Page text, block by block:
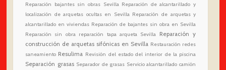
Reparación bajantes sin obras Sevilla Reparación de alcantarillado y
localización de arquetas ocultas en Sevilla Reparación de arquetas y
alcantarillado en viviendas Reparación de bajantes sin obra en Sevilla
Reparación sin obra reparación tapa arqueta Sevilla
Reparación y
construcción de arquetas sifónicas en Sevilla Restauración redes
saneamiento Resulima Revisión del estado del interior de la piscina
Separación grasas Separador de grasas Servicio alcantarillado camión